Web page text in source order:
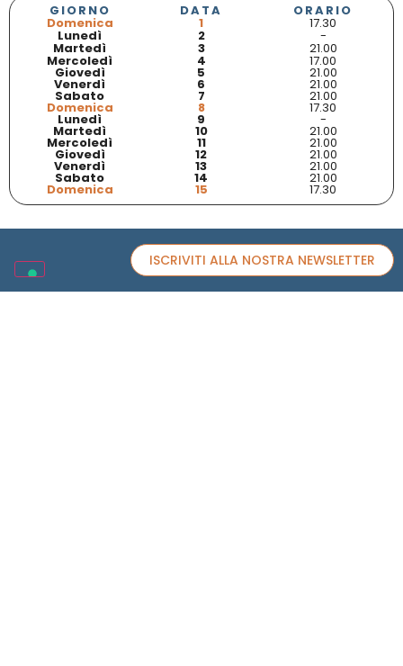
GIORNO DATA ORARIO
Domenica 1 17.30
Lunedì 2 -
Martedì 3 21.00
Mercoledì 4 17.00
Giovedì 5 21.00
Venerdì 6 21.00
Sabato 7 21.00
Domenica 8 17.30
Lunedì 9 -
Martedì 10 21.00
Mercoledì 11 21.00
Giovedì 12 21.00
Venerdì 13 21.00
Sabato 14 21.00
Domenica 15 17.30
ISCRIVITI ALLA NOSTRA NEWSLETTER